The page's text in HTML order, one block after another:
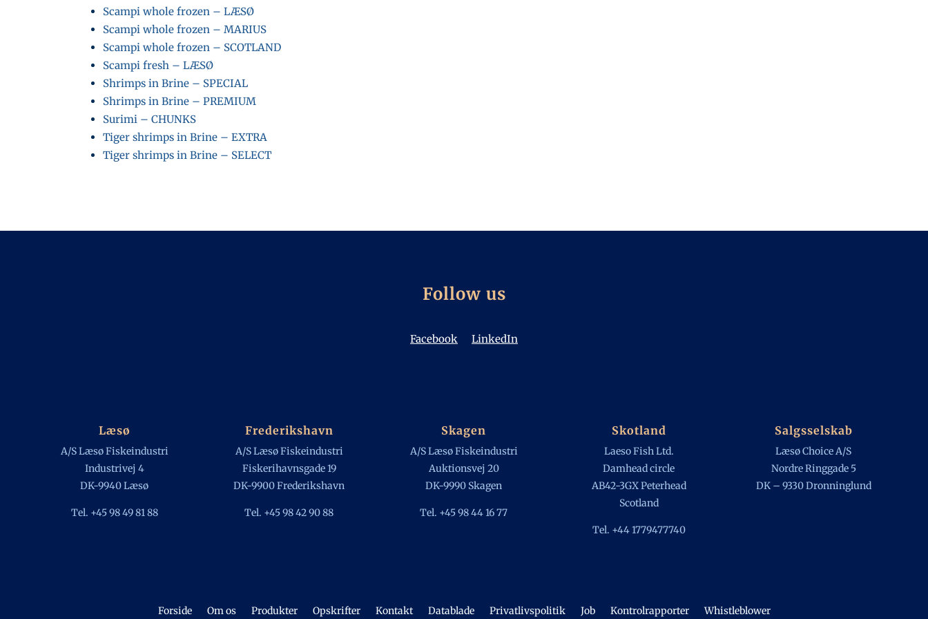
Scampi whole frozen – LÆSØ
Scampi whole frozen – MARIUS
Scampi whole frozen – SCOTLAND
Scampi fresh – LÆSØ
Shrimps in Brine – SPECIAL
Shrimps in Brine – PREMIUM
Surimi – CHUNKS
Tiger shrimps in Brine – EXTRA
Tiger shrimps in Brine – SELECT
Follow us
Facebook LinkedIn
Læsø
A/S Læsø Fiskeindustri
Industrivej 4
DK-9940 Læsø
Tel. +45 98 49 81 88
Frederikshavn
A/S Læsø Fiskeindustri
Fiskerihavnsgade 19
DK-9900 Frederikshavn
Tel. +45 98 42 90 88
Skagen
A/S Læsø Fiskeindustri
Auktionsvej 20
DK-9990 Skagen
Tel. +45 98 44 16 77
Skotland
Laeso Fish Ltd.
Damhead circle
AB42-3GX Peterhead
Scotland
Tel. +44 1779477740
Salgsselskab
Læsø Choice A/S
Nordre Ringgade 5
DK – 9330 Dronninglund
Forside Om os Produkter Opskrifter Kontakt Datablade Privatlivspolitik Job Kontrolrapporter Whistleblower